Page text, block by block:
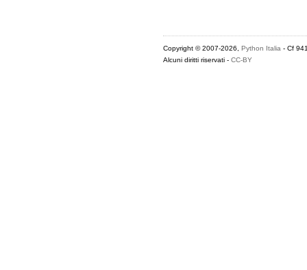
Copyright © 2007-2026, Python Italia - Cf
Alcuni diritti riservati - CC-BY